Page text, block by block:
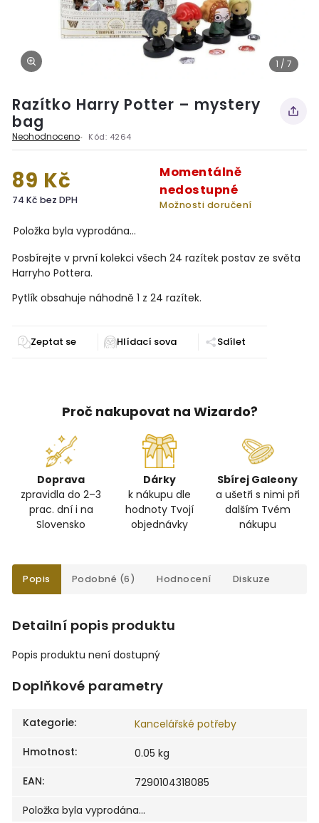
1 / 7
Razítko Harry Potter – mystery
bag
Neohodnoceno Kód: 4264
89 Kč
74 Kč bez DPH
Momentálně
nedostupné
Možnosti doručení
Položka byla vyprodána…
Posbírejte v první kolekci všech 24 razítek postav ze světa
Harryho Pottera.
Pytlík obsahuje náhodně 1 z 24 razítek.
Zeptat se Sdílet
Proč nakupovat na Wizardo?
Doprava
zpravidla do 2–3
prac. dní i na
Slovensko
Dárky
k nákupu dle
hodnoty Tvojí
objednávky
Sbírej Galeony
a ušetři s nimi při
dalším Tvém
nákupu
Popis Podobné (6) Hodnocení Diskuze
Detailní popis produktu
Popis produktu není dostupný
Doplňkové parametry
Kategorie:
Kancelářské potřeby
Hmotnost:
0.05 kg
EAN:
7290104318085
Položka byla vyprodána…